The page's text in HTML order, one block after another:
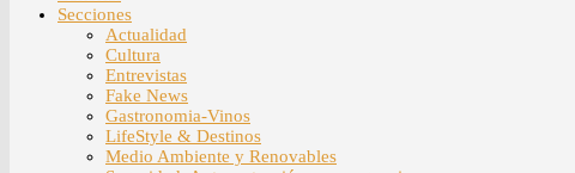
Secciones
Actualidad
Cultura
Entrevistas
Fake News
Gastronomia-Vinos
LifeStyle & Destinos
Medio Ambiente y Renovables